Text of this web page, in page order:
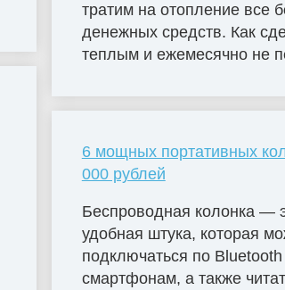
тратим на отопление все
денежных средств. Как
теплым и ежемесячно не
6 мощных портативных
000 рублей
Беспроводная колонка —
удобная штука, которая
подключаться по Bluetooth
смартфонам, а также